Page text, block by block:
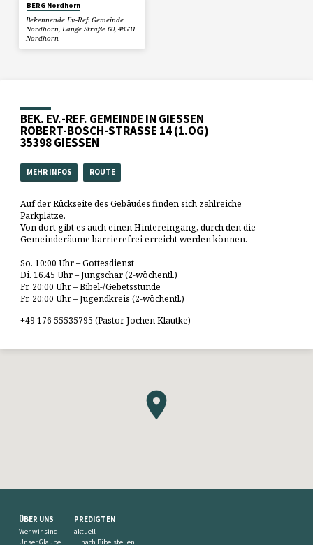
BERG Nordhorn
Bekennende Ev.-Ref. Gemeinde
Nordhorn, Lange Straße 60, 48531
Nordhorn
BEK. EV.-REF. GEMEINDE IN GIESSEN
ROBERT-BOSCH-STRASSE 14 (1.OG)
35398 GIESSEN
MEHR INFOS ROUTE
Auf der Rückseite des Gebäudes finden sich zahlreiche
Parkplätze.
Von dort gibt es auch einen Hintereingang, durch den die
Gemeinderäume barrierefrei erreicht werden können.
So. 10:00 Uhr – Gottesdienst
Di. 16.45 Uhr – Jungschar (2-wöchentl.)
Fr. 20:00 Uhr – Bibel-/Gebetsstunde
Fr. 20:00 Uhr – Jugendkreis (2-wöchentl.)
+49 176 55535795 (Pastor Jochen Klautke)
ÜBER UNS
Wer wir sind
Unser Glaube
PREDIGTEN
aktuell
…nach Bibelstellen